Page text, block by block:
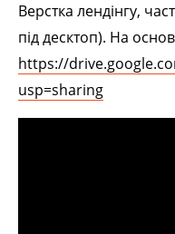
Верстка лендінгу,
під десктоп). На
https://
usp=sharing